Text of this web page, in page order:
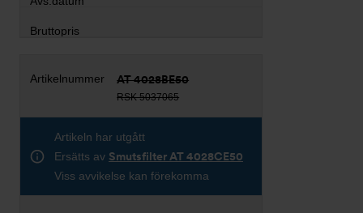
AT 4028BE50
RSK 5037065
Artikeln har utgått
Ersätts av Smutsfilter AT 4028CE50
Viss avvikelse kan förekomma